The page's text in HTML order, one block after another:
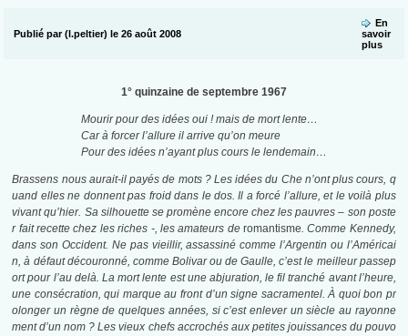
Publié par (l.peltier) le 26 août 2008
En
savoir
plus
1° quinzaine de septembre 1967
Mourir pour des idées oui ! mais de mort lente…
Car à forcer l’allure il arrive qu’on meure
Pour des idées n’ayant plus cours le lendemain…
Brassens nous aurait-il payés de mots ? Les idées du Che n’ont plus cours, q
uand elles ne donnent pas froid dans le dos. Il a forcé l’allure, et le voilà plus
vivant qu’hier. Sa silhouette se promène encore chez les pauvres – son poste
r fait recette chez les riches -, les amateurs de romantisme. Comme Kennedy,
dans son Occident. Ne pas vieillir, assassiné comme l’Argentin ou l’Américai
n, à défaut découronné, comme Bolivar ou de Gaulle, c’est le meilleur passep
ort pour l’au delà. La mort lente est une abjuration, le fil tranché avant l’heure,
une consécration, qui marque au front d’un signe sacramentel. À quoi bon pr
olonger un règne de quelques années, si c’est enlever un siècle au rayonne
ment d’un nom ? Les vieux chefs accrochés aux petites jouissances du pouvo